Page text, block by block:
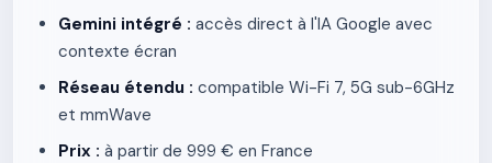
Gemini intégré : accès direct à l'IA Google avec
contexte écran
Réseau étendu : compatible Wi-Fi 7, 5G sub-6GHz
et mmWave
Prix : à partir de 999 € en France